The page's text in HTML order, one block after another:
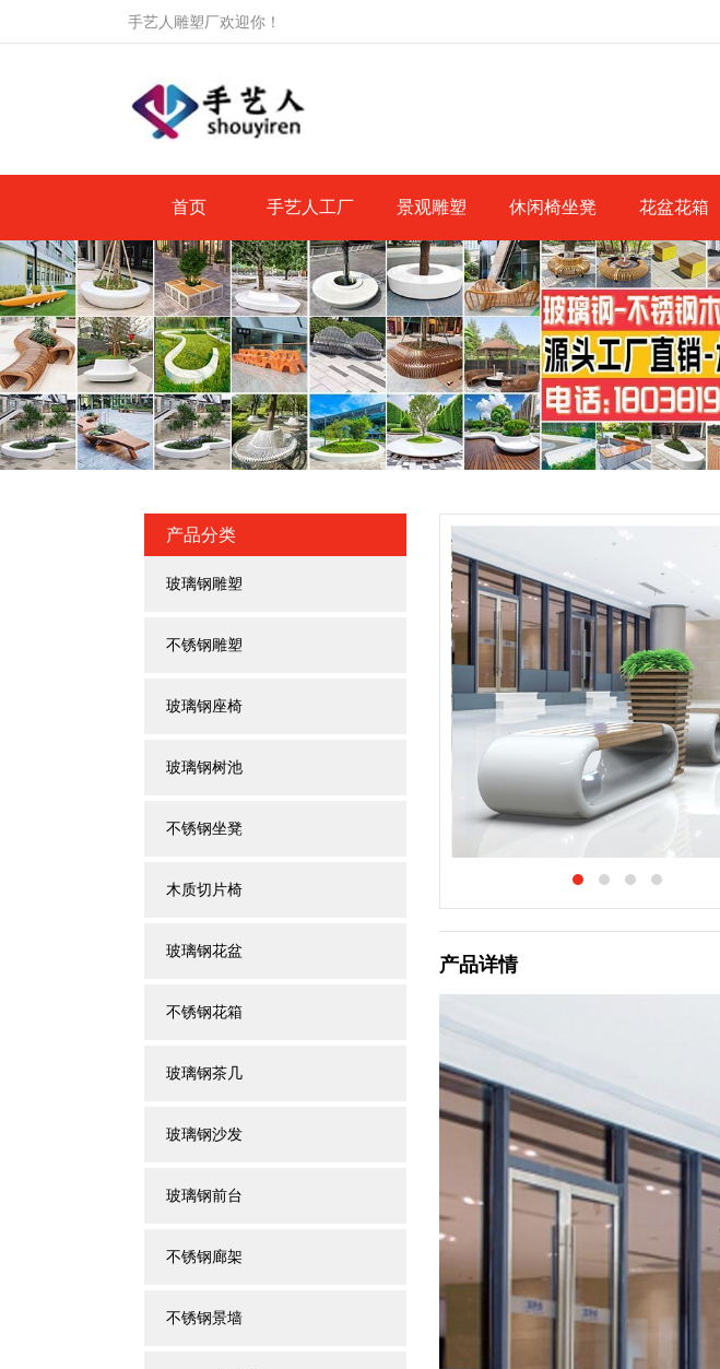
手艺人雕塑厂欢迎你！
首页 手艺人工厂 景观雕塑 休闲椅坐凳 花盆花箱
产品分类
玻璃钢雕塑
不锈钢雕塑
玻璃钢座椅
玻璃钢树池
不锈钢坐凳
木质切片椅
玻璃钢花盆
不锈钢花箱
玻璃钢茶几
玻璃钢沙发
玻璃钢前台
不锈钢廊架
不锈钢景墙
产品详情